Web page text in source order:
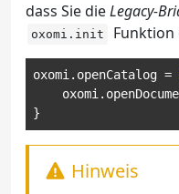
dass Sie dieLegacy-
oxomi.init Funktion
oxomi . openCatalog =
    oxomi
.
}
Hinweis